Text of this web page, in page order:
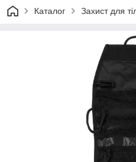
Каталог Захист для